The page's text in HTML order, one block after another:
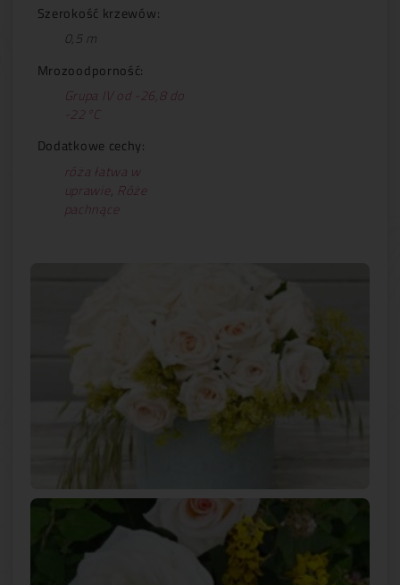
Szerokość krzewów:
0,5 m
Mrozoodporność:
Grupa IV od -26,8 do
-22°C
Dodatkowe cechy:
róża łatwa w
uprawie, Róże
pachnące